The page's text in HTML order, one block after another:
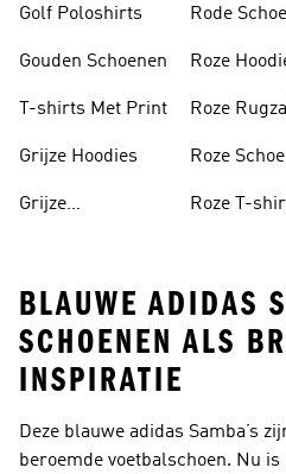
Golf Poloshirts
Gouden Schoenen
T-shirts Met Print
Grijze Hoodies
Grijze
Rode
Roze
Roze
Roze
Roze T-
BLAUWE ADIDAS
SCHOENEN ALS
INSPIRATIE
Deze blauwe adidas Samba’s
beroemde voetbalschoen. Nu